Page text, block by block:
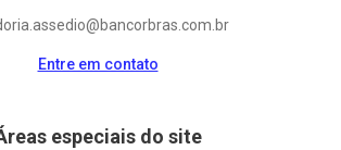
Entre em contato
especiais do site